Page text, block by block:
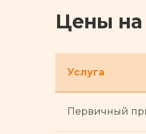
Цены на
Услуга
Первичный